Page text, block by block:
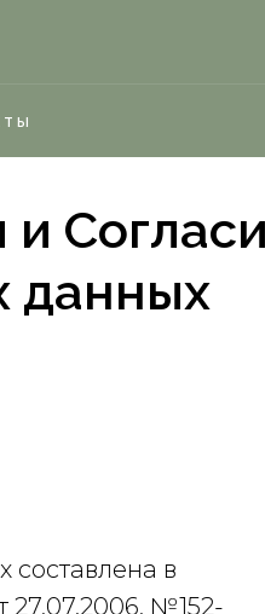
данных
в
27.07.2006. №152-